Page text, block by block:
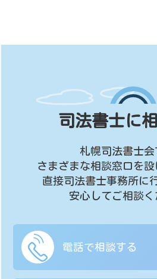
司法書士に
札幌司法書士会
さまざまな相談窓口を設
直接司法書士事務所に
安心してご相談く
電話で相談する